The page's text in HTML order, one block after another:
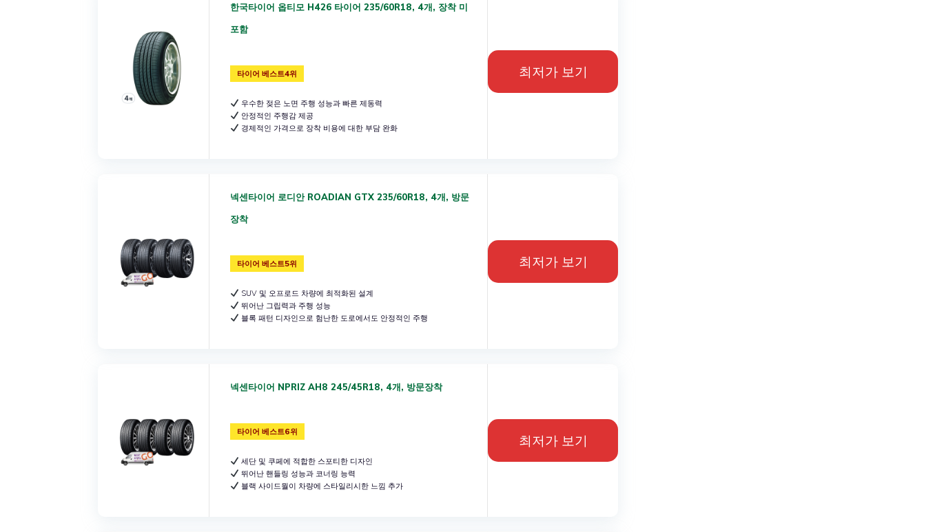
한국타이어 옵티모 H426 타이어 235/60R18, 4개, 장착 미
포함
타이어 베스트4위
우수한 젖은 노면 주행 성능과 빠른 제동력
안정적인 주행감 제공
경제적인 가격으로 장착 비용에 대한 부담 완화
최저가 보기
넥센타이어 로디안 ROADIAN GTX 235/60R18, 4개, 방문
장착
타이어 베스트5위
SUV 및 오프로드 차량에 최적화된 설계
뛰어난 그립력과 주행 성능
블록 패턴 디자인으로 험난한 도로에서도 안정적인 주행
최저가 보기
넥센타이어 NPRIZ AH8 245/45R18, 4개, 방문장착
타이어 베스트6위
세단 및 쿠페에 적합한 스포티한 디자인
뛰어난 핸들링 성능과 코너링 능력
블랙 사이드월이 차량에 스타일리시한 느낌 추가
최저가 보기